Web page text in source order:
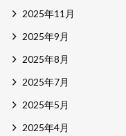
2025年11月
2025年9月
2025年8月
2025年7月
2025年5月
2025年4月